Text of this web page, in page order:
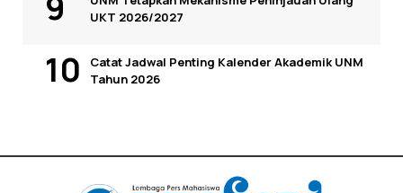
UKT 2026/2027
Catat Jadwal Penting Kalender Akademik UNM
Tahun 2026